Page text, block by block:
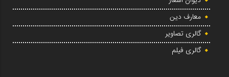
معارف دین
گالری تصاویر
گالری فیلم